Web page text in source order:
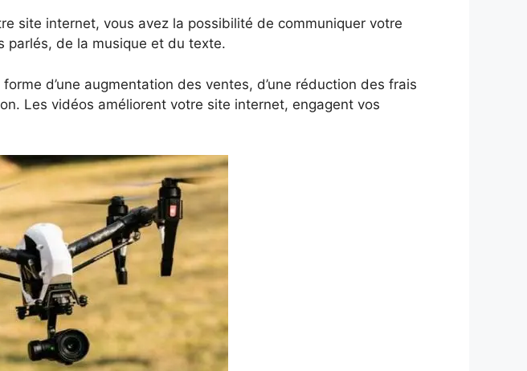
site internet, vous avez la possibilité de communiquer votre
parlés, de la musique et du texte.
d’une augmentation des ventes, d’une réduction des frais
Les vidéos améliorent votre site internet, engagent vos